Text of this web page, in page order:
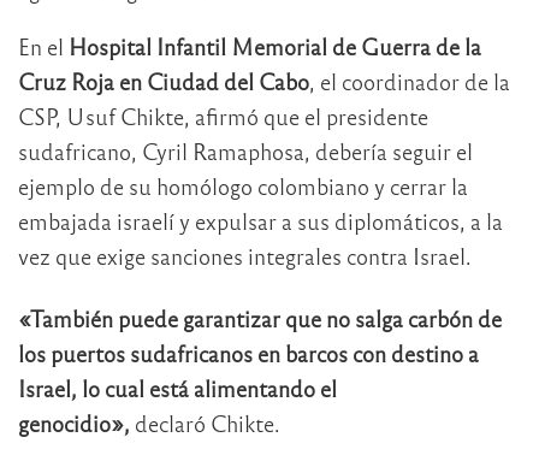
En el Hospital Infantil Memorial de Guerra de la
Cruz Roja en Ciudad del Cabo, el coordinador de la
CSP, Usuf Chikte, afirmó que el presidente
sudafricano, Cyril Ramaphosa, debería seguir el
ejemplo de su homólogo colombiano y cerrar la
embajada israelí y expulsar a sus diplomáticos, a la
vez que exige sanciones integrales contra Israel.
«También puede garantizar que no salga carbón de
los puertos sudafricanos en barcos con destino a
Israel, lo cual está alimentando el
genocidio», declaró Chikte.